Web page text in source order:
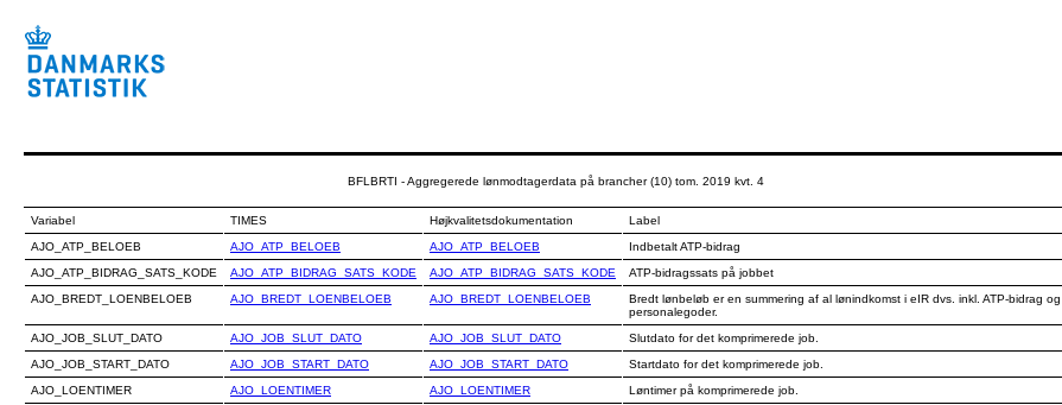
BFLBRTI - Aggregerede lønmodtagerdata på brancher (10) tom. 2019 kvt. 4
Variabel
TIMES Højkvalitetsdokumentation
Label
AJO_ATP_BELOEB AJO_ATP_BELOEB AJO_ATP_BELOEB
Indbetalt ATP-bidrag
AJO_ATP_BIDRAG_SATS_KODE
AJO_ATP_BIDRAG_SATS_KODE AJO_ATP_BIDRAG_SATS_KODE ATP-bidragssats på jobbet
AJO_BREDT_LOENBELOEB
AJO_BREDT_LOENBELOEB AJO_BREDT_LOENBELOEB
Bredt lønbeløb er en summering af al lønindkomst i eIR dvs. inkl. ATP-bidrag og
personalegoder.
AJO_JOB_SLUT_DATO
AJO_JOB_SLUT_DATO AJO_JOB_SLUT_DATO Slutdato for det komprimerede job.
AJO_JOB_START_DATO
AJO_JOB_START_DATO AJO_JOB_START_DATO Startdato for det komprimerede job.
AJO_LOENTIMER
AJO_LOENTIMER AJO_LOENTIMER Løntimer på komprimerede job.